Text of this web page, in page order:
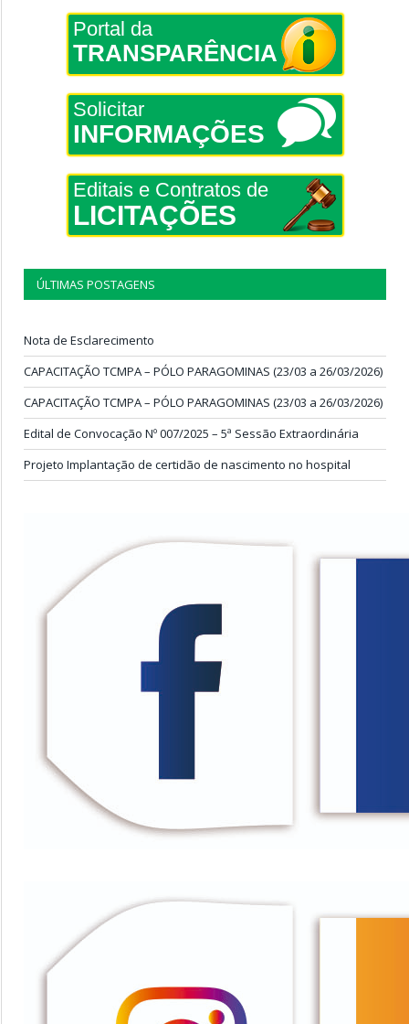
Portal da
TRANSPARÊNCIA
Solicitar
INFORMAÇÕES
Editais e Contratos de
LICITAÇÕES
ÚLTIMAS POSTAGENS
Nota de Esclarecimento
CAPACITAÇÃO TCMPA – PÓLO PARAGOMINAS (23/03 a 26/03/2026)
CAPACITAÇÃO TCMPA – PÓLO PARAGOMINAS (23/03 a 26/03/2026)
Edital de Convocação Nº 007/2025 – 5ª Sessão Extraordinária
Projeto Implantação de certidão de nascimento no hospital